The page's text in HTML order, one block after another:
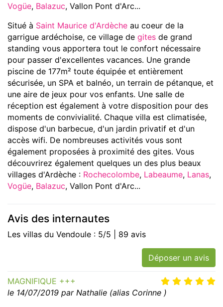
Vogüe, Balazuc, Vallon Pont d'Arc...
Situé à Saint Maurice d'Ardèche au coeur de la
garrigue ardéchoise, ce village de gites de grand
standing vous apportera tout le confort nécessaire
pour passer d'excellentes vacances. Une grande
piscine de 177m² toute équipée et entièrement
sécurisée, un SPA et balnéo, un terrain de pétanque, et
une aire de jeux pour vos enfants. Une salle de
réception est également à votre disposition pour des
moments de convivialité. Chaque villa est climatisée,
dispose d'un barbecue, d'un jardin privatif et d'un
accès wifi. De nombreuses activités vous sont
également proposées à proximité des gites. Vous
découvrirez également quelques un des plus beaux
villages d'Ardèche : Rochecolombe, Labeaume, Lanas,
Vogüe, Balazuc, Vallon Pont d'Arc...
Avis des internautes
Les villas du Vendoule : 5/5 | 89 avis
Déposer un avis
MAGNIFIQUE +++
le 14/07/2019 par Nathalie (alias Corinne )